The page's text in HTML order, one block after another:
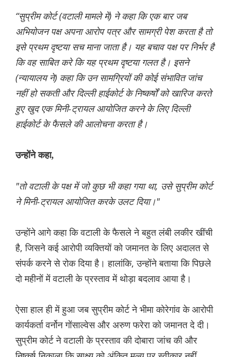
“सुप्रीम कोर्ट (वटाली मामले में) ने कहा कि एक बार जब
अभियोजन पक्ष अपना आरोप पत्र और सामग्री पेश करता है तो
इसे प्रथम दृष्टया सच माना जाता है। यह बचाव पक्ष पर निर्भर है
कि वह साबित करे कि यह प्रथम दृष्टया गलत है। इसने
(न्यायालय ने) कहा कि उन सामग्रियों की कोई संभावित जांच
नहीं हो सकती और दिल्ली हाईकोर्ट के निष्कर्षों को खारिज करते
हुए खुद एक मिनी-ट्रायल आयोजित करने के लिए दिल्ली
हाईकोर्ट के फैसले की आलोचना करता है।
उन्होंने कहा,
"तो वटाली के पक्ष में जो कुछ भी कहा गया था, उसे सुप्रीम कोर्ट
ने मिनी-ट्रायल आयोजित करके उलट दिया।"
उन्होंने आगे कहा कि वटाली के फैसले ने बहुत लंबी लकीर खींची
है, जिसने कई आरोपी व्यक्तियों को जमानत के लिए अदालत से
संपर्क करने से रोक दिया है। हालांकि, उन्होंने बताया कि पिछले
दो महीनों में वटाली के प्रस्ताव में थोड़ा बदलाव आया है।
ऐसा हाल ही में हुआ जब सुप्रीम कोर्ट ने भीमा कोरेगांव के आरोपी
कार्यकर्ता वर्नोन गोंसाल्वेस और अरुण फरेरा को जमानत दे दी।
सुप्रीम कोर्ट ने वटाली के प्रस्ताव की दोबारा जांच की और